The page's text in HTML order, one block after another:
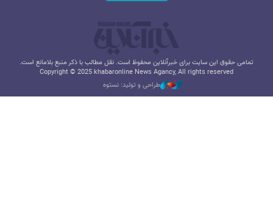
تمامی حقوق این سایت برای خبرآنلاین محفوظ است. نقل مطالب با ذکر منبع بلامانع است.
Copyright © 2025 khabaronline News Agancy, All rights reserved
طراحی و تولید: نستوه